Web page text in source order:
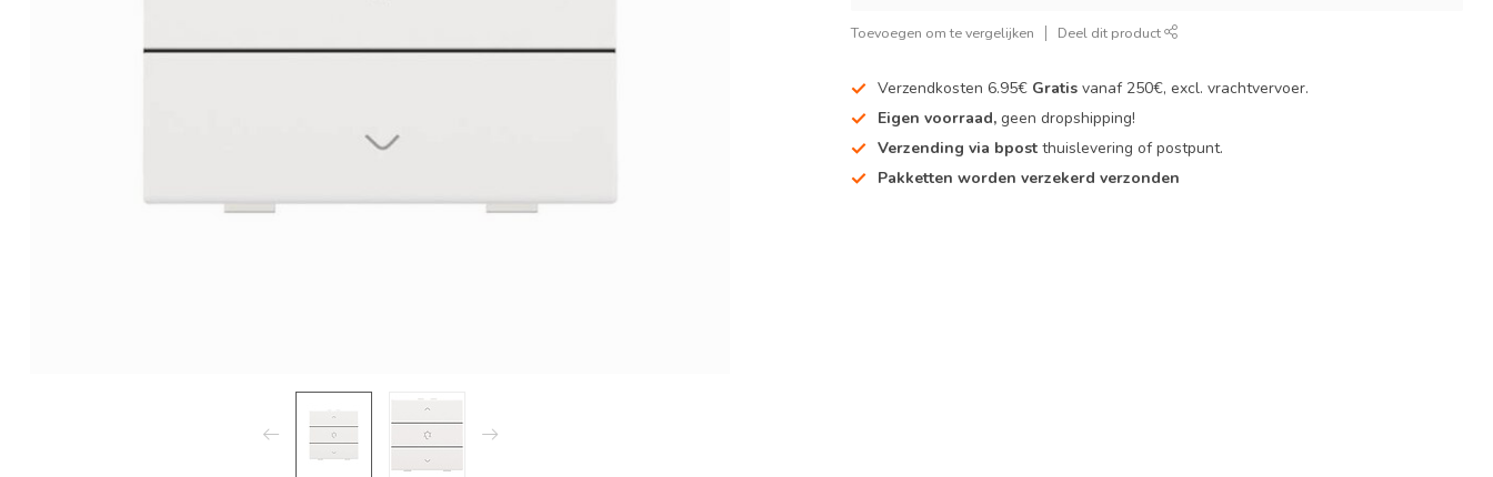
Toevoegen om te vergelijken Deel dit product
Verzendkosten 6.95€ Gratis vanaf 250€, excl. vrachtvervoer.
Eigen voorraad,geen dropshipping!
Verzending via bpostthuislevering of postpunt.
Pakketten worden verzekerd verzonden